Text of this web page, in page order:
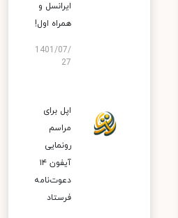
ایرانسل و
همراه اول!
1401/07/
27
اپل برای
مراسم
رونمایی
آیفون ۱۴
دعوت‌نامه
فرستاد